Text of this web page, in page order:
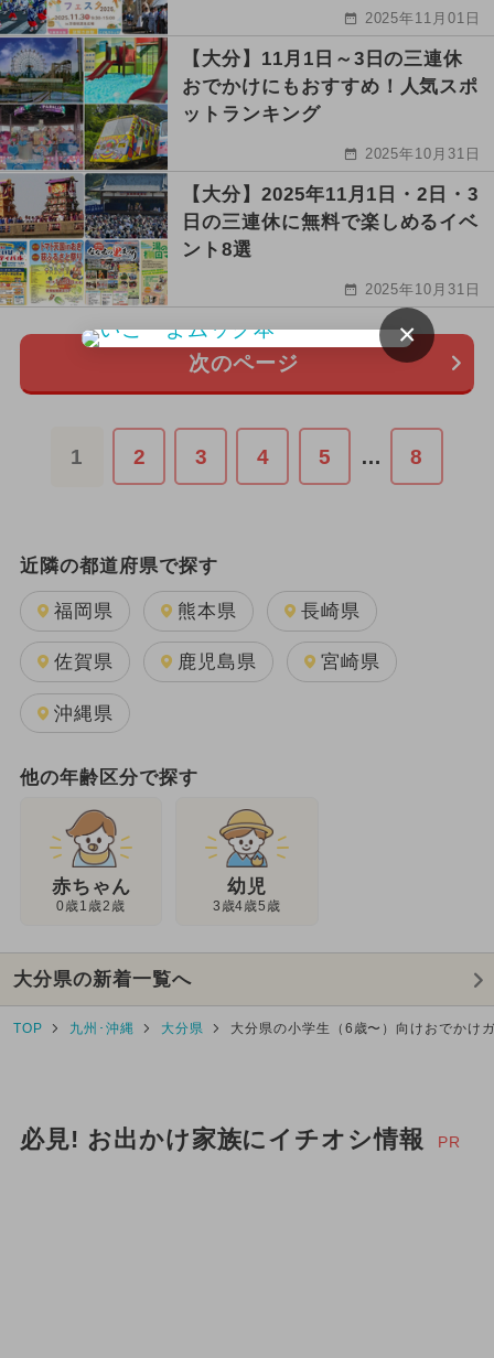
2025年11月01日
【大分】11月1日～3日の三連休
おでかけにもおすすめ！人気スポ
ットランキング
2025年10月31日
【大分】2025年11月1日・2日・3
日の三連休に無料で楽しめるイベ
ント8選
2025年10月31日
次のページ
1 2 3 4 5 … 8
近隣の都道府県で探す
福岡県 熊本県 長崎県
佐賀県 鹿児島県 宮崎県
沖縄県
他の年齢区分で探す
赤ちゃん
0歳1歳2歳
幼児
3歳4歳5歳
大分県の新着一覧へ
TOP 九州･沖縄 大分県 大分県の小学生（6歳〜）向けおでかけ
必見! お出かけ家族にイチオシ情報 PR
×